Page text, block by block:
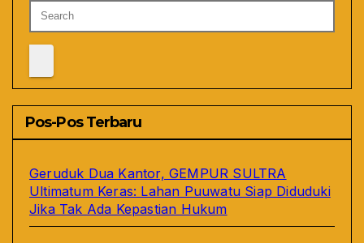
Pos-Pos Terbaru
Geruduk Dua Kantor, GEMPUR SULTRA
Ultimatum Keras: Lahan Puuwatu Siap Diduduki
Jika Tak Ada Kepastian Hukum